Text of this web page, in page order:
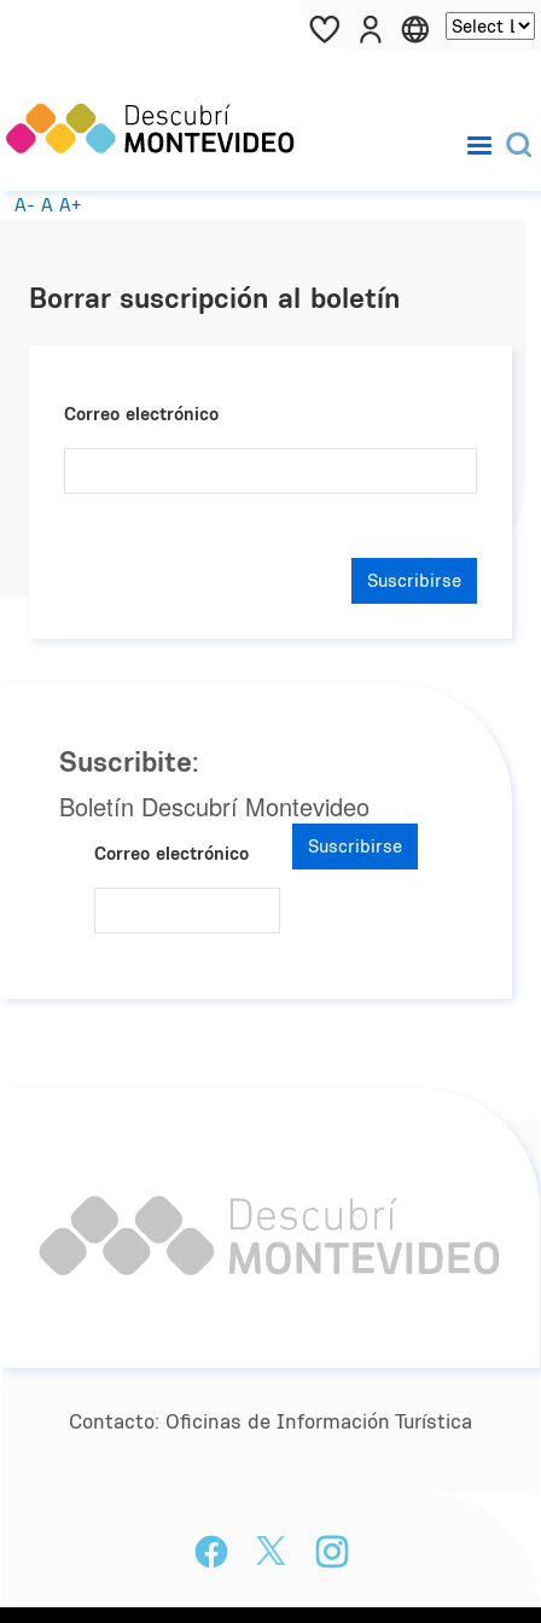
Pasar al contenido principal
A- A A+
Borrar suscripción al boletín
Correo electrónico
Suscribirse
Suscribite:
Boletín Descubrí Montevideo
Correo electrónico Suscribirse
Contacto: Oﬁcinas de Información Turística